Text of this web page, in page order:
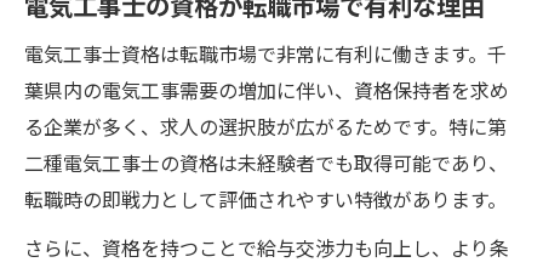
電気工事士資格は転職市場で非常に有利に働きます。千
葉県内の電気工事需要の増加に伴い、資格保持者を求め
る企業が多く、求人の選択肢が広がるためです。特に第
二種電気工事士の資格は未経験者でも取得可能であり、
転職時の即戦力として評価されやすい特徴があります。
さらに、資格を持つことで給与交渉力も向上し、より条